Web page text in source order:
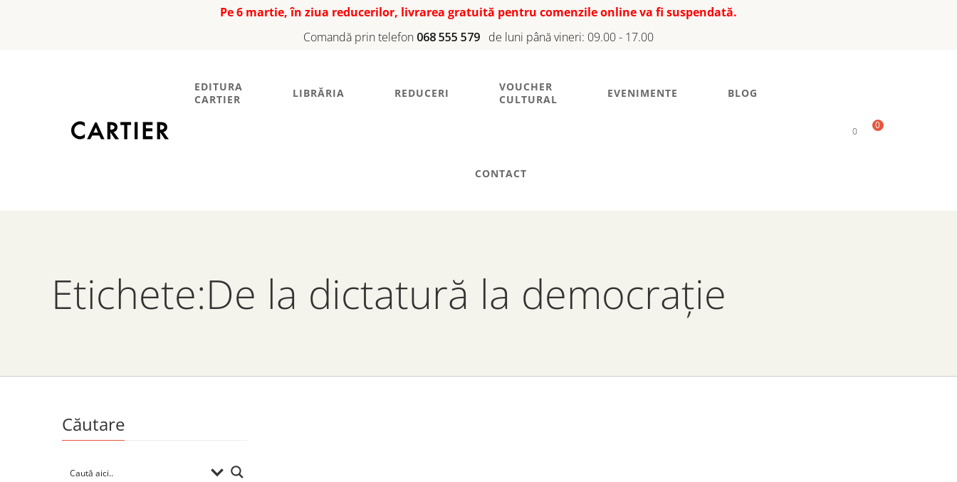
Pe 6 martie, în ziua reducerilor, livrarea gratuită pentru comenzile online va fi suspendată.
Comandă prin telefon 068 555 579 de luni până vineri: 09.00 - 17.00
EDITURA
CARTIER
LIBRĂRIA REDUCERI
VOUCHER
CULTURAL
EVENIMENTE BLOG
CONTACT
0
0
Etichete:De la dictatură la democrație
Căutare